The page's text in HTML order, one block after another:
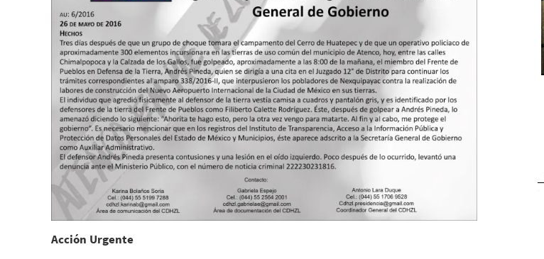
Acción Urgente